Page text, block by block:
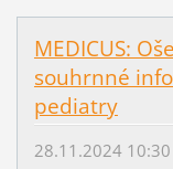
MEDICUS:
souhrnné
pediatry
28.11.2024 10:30